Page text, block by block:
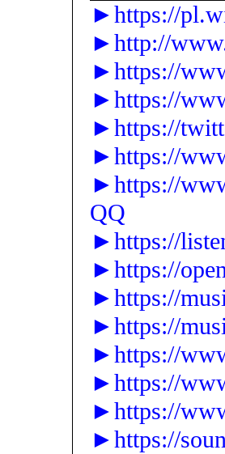
►https://
►http://
►https://
►https://
►https://
►https://
►https://
QQ
►https://
►https://
►https://
►https://
►https://
►https://
►https://
►https://